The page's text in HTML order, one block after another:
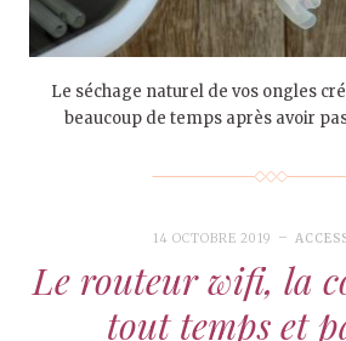
Le séchage naturel de vos ongles
beaucoup de temps après avoir
14 OCTOBRE 2019
Le routeur wifi, la
tout temps et